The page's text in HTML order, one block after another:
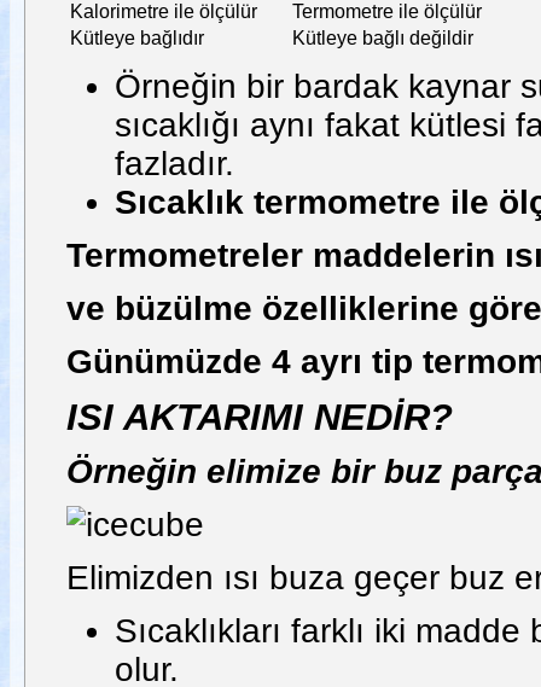
Kalorimetre ile ölçülür
Termometre ile ölçülür
Kütleye bağlıdır
Kütleye bağlı değildir
Örneğin bir bardak kaynar
sıcaklığı aynı fakat kütlesi
fazladır.
Sıcaklık termometre ile
Termometreler maddelerin
ve büzülme özelliklerine göre
Günümüzde 4 ayrı tip
ISI AKTARIMI NEDİR?
Örneğin elimize bir buz
Elimizden ısı buza geçer buz
Sıcaklıkları farklı iki
olur.